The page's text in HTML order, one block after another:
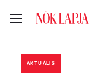
AKTUÁLIS